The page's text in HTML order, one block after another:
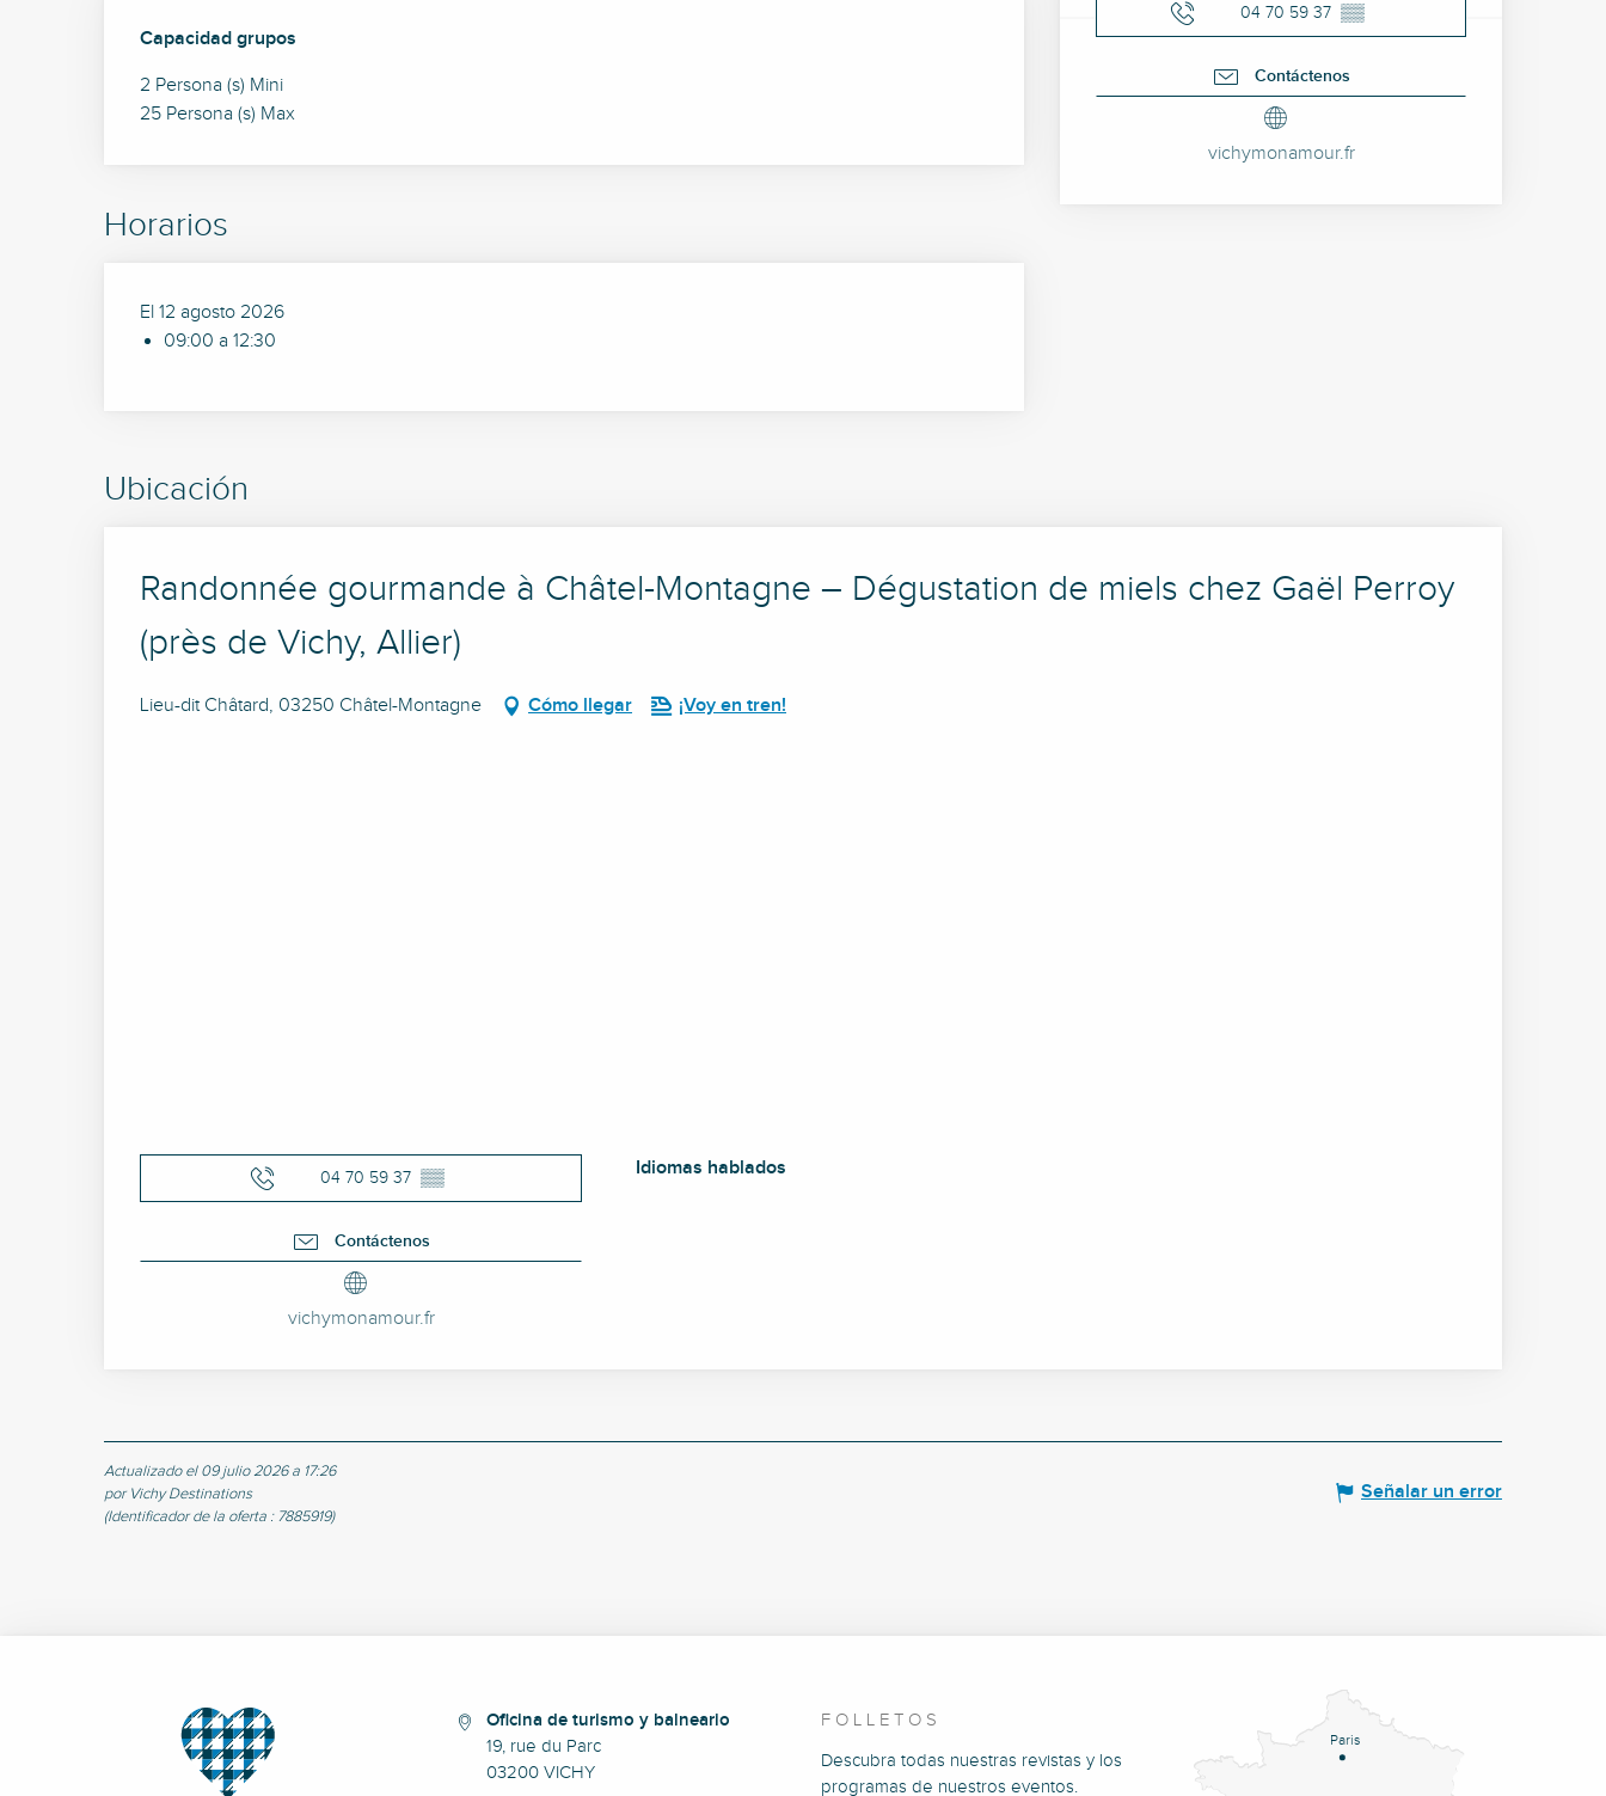
04 70 59 37 ▒▒
Contáctenos
vichymonamour.fr
Capacidad grupos
Capacidad grupos
2 Persona (s) Mini
25 Persona (s) Max
Horarios
El 12 agosto 2026
09:00 a 12:30
Ubicación
Randonnée gourmande à Châtel-Montagne – Dégustation de miels chez Gaël Perroy
(près de Vichy, Allier)
Lieu-dit Châtard, 03250 Châtel-Montagne Cómo llegar ¡Voy en tren!
04 70 59 37 ▒▒
Contáctenos
vichymonamour.fr
Idiomas hablados
Idiomas hablados
Actualizado el 09 julio 2026 a 17:26
por Vichy Destinations
(Identificador de la oferta : 7885919)
Señalar un error
Oficina de turismo y balneario
19, rue du Parc
03200 VICHY
FOLLETOS
Descubra todas nuestras revistas y los
programas de nuestros eventos.
Paris